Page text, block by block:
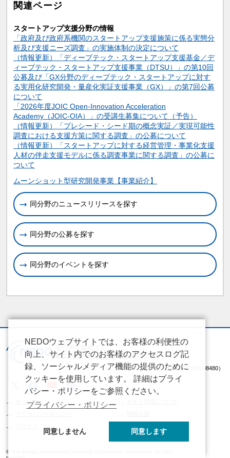
関連ページ
スタートアップ支援分野の情報
「政府及び政府系機関のスタートアップ支援施策に係る実態分
析及び支援ニーズ調査」の実施体制の決定について
（情報更新）「ディープテック・スタートアップ支援基金／デ
ィープテック・スタートアップ支援事業（DTSU）」の第10回
公募及び「GX分野のディープテック・スタートアップに対す
る実用化研究開発・量産化実証支援事業（GX）」の第7回公募
について
「2026年度JOIC Open-Innovation Acceleration
Academy（JOIC-OIA）」の受講生募集について（予告）
（情報更新）「プレシード・シード期の概念実証／実現可能性
調査における支援方策に関する調査」の公募について
（情報更新）「スタートアップに対する経営管理・事業化支援
人材の伴走支援モデルに係る調査事業に関する調査」の公募に
ついて
関連情報
ムーンショット型研究開発事業【事業紹介】
同分野のニュースリリースを探す
同分野の公募を探す
同分野のイベントを探す
（法人番号 2020005008480）
サイトマップ
© New Energy and Industrial Technology Development Organization. All rights
NEDOウェブサイトでは、お客様の利便性の
向上、サイト内でのお客様のアクセスログ記
録、ソーシャルメディア機能の提供のために
クッキーを使用しています。 詳細はプライ
バシー・ポリシーをご参照ください。
プライバシー・ポリシー
同意しません 同意します